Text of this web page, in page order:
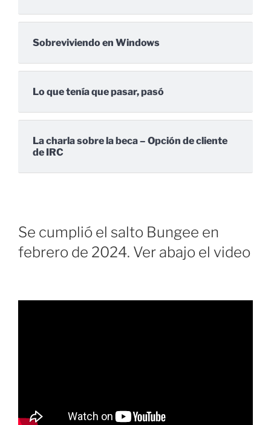
Sobreviviendo en Windows
Lo que tenía que pasar, pasó
La charla sobre la beca – Opción de cliente
de IRC
Se cumplió el salto Bungee en
febrero de 2024. Ver abajo el video